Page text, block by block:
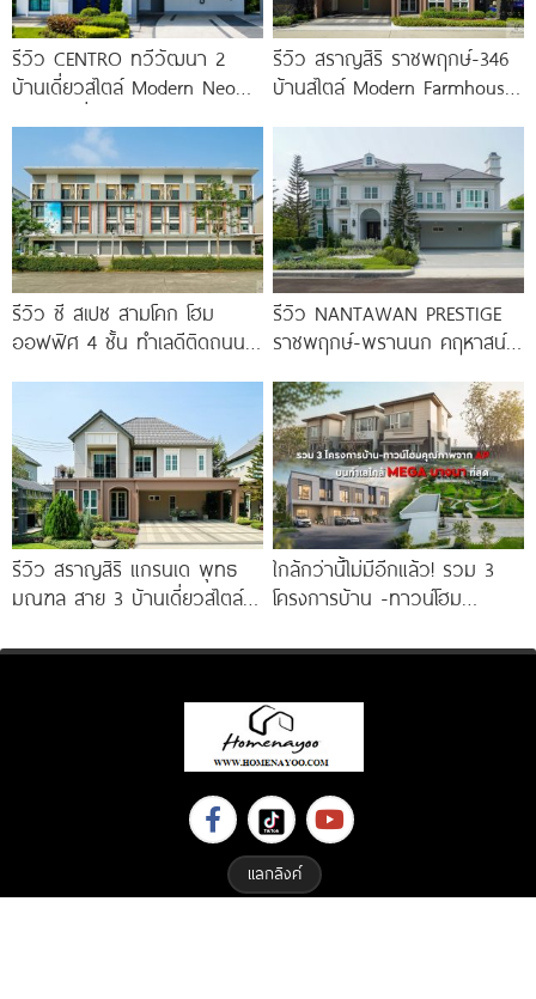
รีวิว CENTRO ทวีวัฒนา 2
บ้านเดี่ยวสไตล์ Modern Neo
รีวิว สราญสิริ ราชพฤกษ์-346
บ้านสไตล์ Modern Farmhouse​
รีวิว ซี สเปซ สามโคก โฮม
ออฟฟิศ 4 ชั้น ทำเลดีติดถนน
รีวิว NANTAWAN PRESTIGE
ราชพฤกษ์-พรานนก คฤหาสน์
เริ่ม
รีวิว สราญสิริ แกรนเด พุทธ
มณฑล สาย 3 บ้านเดี่ยวสไตล์
ใกล้กว่านี้ไม่มีอีกแล้ว! รวม 3
โครงการบ้าน -ทาวน์โฮม
MEGA บางนา เพียง
แลกลิงค์